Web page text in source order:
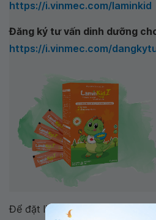
https://i.vinmec.com/laminkid
Đăng ký tư vấn dinh dưỡng
https://i.vinmec.com/
Để đặt lịch khám tại viện, Quý